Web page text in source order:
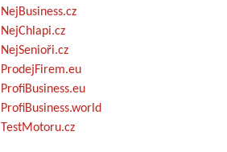
NejBusiness.cz
NejChlapi.cz
NejSenioři.cz
ProdejFirem.eu
ProfiBusiness.eu
ProfiBusiness.world
TestMotoru.cz